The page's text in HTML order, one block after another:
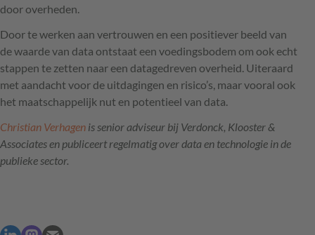
door overheden.
Door te werken aan vertrouwen en een positiever beeld van
de waarde van data ontstaat een voedingsbodem om ook echt
stappen te zetten naar een datagedreven overheid. Uiteraard
met aandacht voor de uitdagingen en risico’s, maar vooral ook
het maatschappelijk nut en potentieel van data.
Christian Verhagen is senior adviseur bij Verdonck, Klooster &
Associates en publiceert regelmatig over data en technologie in de
publieke sector.